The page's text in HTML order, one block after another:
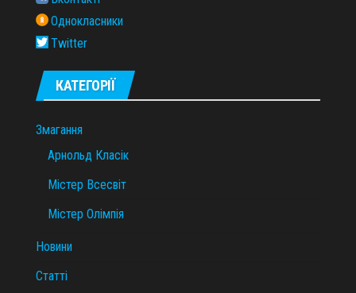
Однокласники
Twitter
КАТЕГОРІЇ
Змагання
Арнольд Класік
Містер Всесвіт
Містер Олімпія
Новини
Статті